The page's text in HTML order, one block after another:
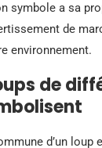
symbole a sa
de
environnement.
de
d’un loup